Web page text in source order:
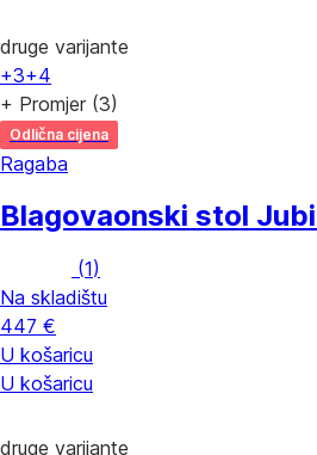
druge varijante
+3+4
+ Promjer (3)
Odlična cijena
Ragaba
Blagovaonski stol Jubi
(1)
Na skladištu
447 €
U košaricu
U košaricu
druge varijante